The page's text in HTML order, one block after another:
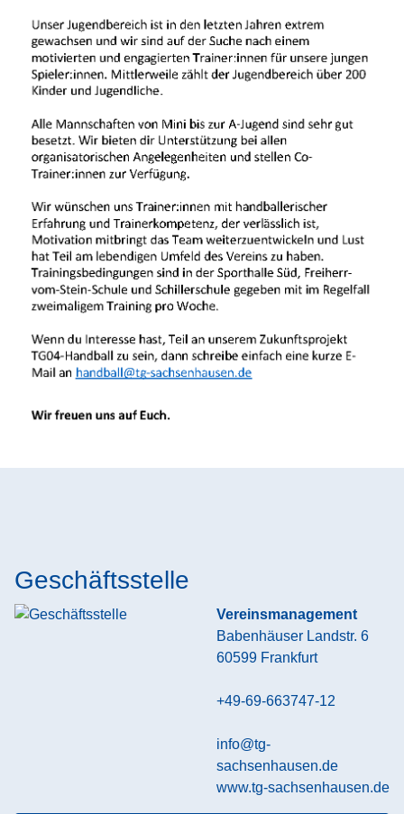
Geschäftsstelle
Vereinsmanagement
Babenhäuser Landstr. 6
60599 Frankfurt
+49-69-663747-12
info@tg-
sachsenhausen.de
www.tg-sachsenhausen.de